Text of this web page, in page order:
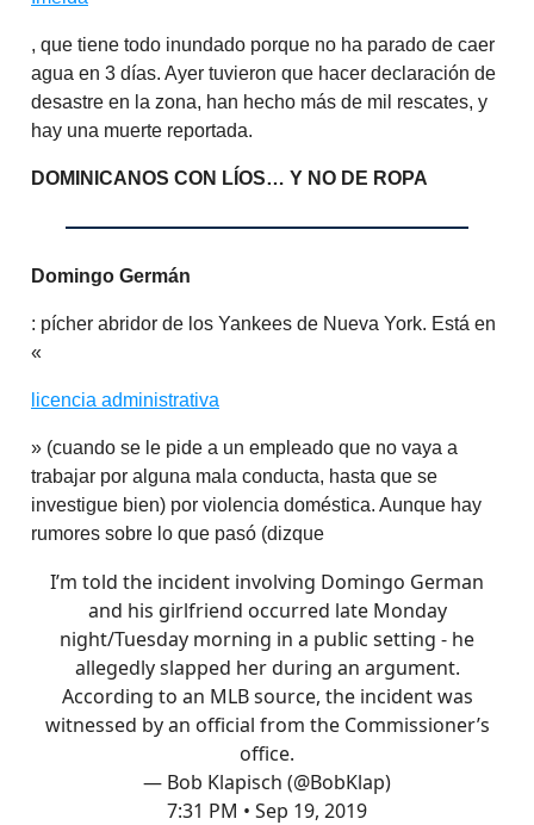
, que tiene todo inundado porque no ha parado de caer
agua en 3 días. Ayer tuvieron que hacer declaración de
desastre en la zona, han hecho más de mil rescates, y
hay una muerte reportada.
DOMINICANOS CON LÍOS… Y NO DE ROPA
Domingo Germán
: pícher abridor de los Yankees de Nueva York. Está en
«
licencia administrativa
» (cuando se le pide a un empleado que no vaya a
trabajar por alguna mala conducta, hasta que se
investigue bien) por violencia doméstica. Aunque hay
rumores sobre lo que pasó (dizque
I’m told the incident involving Domingo German
and his girlfriend occurred late Monday
night/Tuesday morning in a public setting - he
allegedly slapped her during an argument.
According to an MLB source, the incident was
witnessed by an official from the Commissioner’s
office.
— Bob Klapisch (@BobKlap)
7:31 PM • Sep 19, 2019